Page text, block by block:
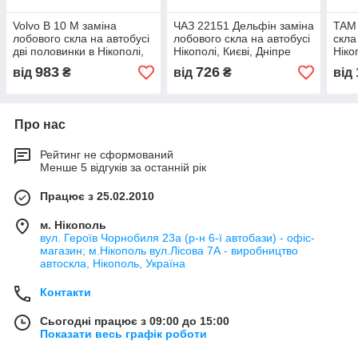
Volvo B 10 M заміна
лобового скла на автобусі
дві половинки в Нікополі,
Києві, Дніпрі
від 983 ₴
ЧАЗ 22151 Дельфін заміна
лобового скла на автобусі
Нікополі, Києві, Дніпре
від 726₴ від
Про нас
Рейтинг не сформований
Менше 5 відгуків за останній рік
Працює з 25.02.2010
м. Нікополь
вул. Героїв Чорнобиля 23а (р-н 6-ї автобази) - офіс-
магазин; м.Нікополь вул.Лісова 7А - виробництво
автоскла, Нікополь, Україна
Контакти
Сьогодні працює з 09:00 до 15:00
Показати весь графік роботи